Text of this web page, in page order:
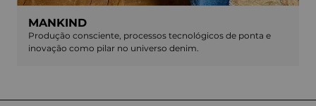
MANKIND
Produção consciente, processos tecnológicos de ponta e
inovação como pilar no universo denim.